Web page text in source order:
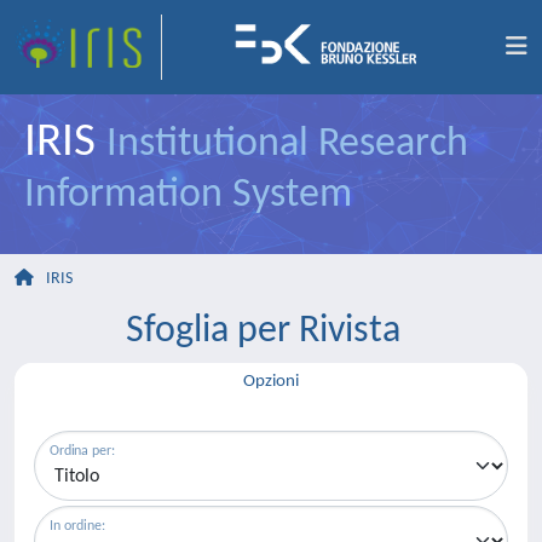
IRIS Institutional Research
Information System
IRIS
Sfoglia per Rivista
Opzioni
Ordina per:
In ordine: